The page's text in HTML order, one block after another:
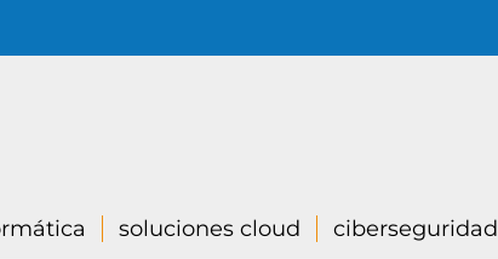
soluciones cloud ciberseguridad